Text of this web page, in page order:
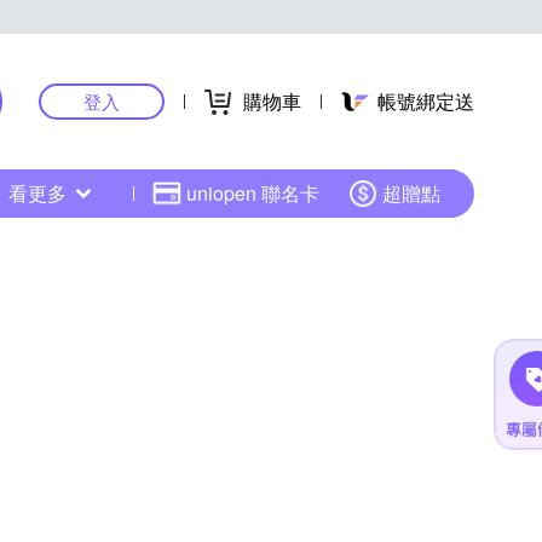
登入 購物車 帳號綁定送
看更多 uniopen 聯名卡 超贈點